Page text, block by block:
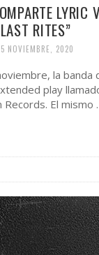
LYRIC
RITES”
5 NOVIEMBRE, 2020
la
play
El mismo